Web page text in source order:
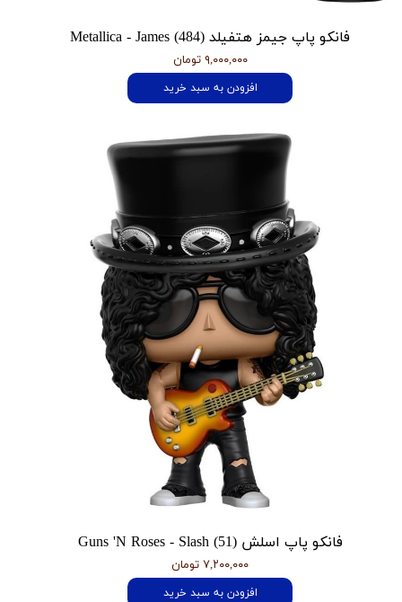
فانکو پاپ جیمز هتفیلد Metallica - James (484)
۹,۰۰۰,۰۰۰ تومان
افزودن به سبد خرید
فانکو پاپ اسلش Guns 'N Roses - Slash (51)
۷,۲۰۰,۰۰۰ تومان
افزودن به سبد خرید